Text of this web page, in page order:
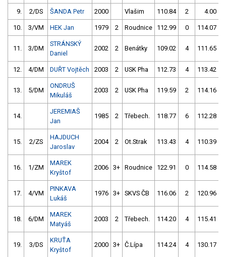
9. 2/DS ŠANDA Petr 2000 Vlašim 110.84 2 4.00
10. 3/VM HEK Jan 1979 2 Roudnice 112.99 0 114.07
11. 3/DM
STRÁNSKÝ
Daniel
2002 2 Benátky 109.02 4 111.65
12. 4/DM DUŘT Vojtěch 2003 2 USK Pha 112.73 4 113.42
13. 5/DM
ONDRUŠ
Mikuláš
2003 2 USK Pha 119.59 2 114.16
14.
JEREMIAŠ
Jan
1985 2 Třebech. 118.77 6 112.28
15. 2/ZS
HAJDUCH
Jaroslav
2004 2 Ot.Strak 113.43 4 110.39
16. 1/ZM
MAREK
Kryštof
2006 3+ Roudnice 122.91 0 114.58
17. 4/VM
PINKAVA
Lukáš
1976 3+ SKVS ČB 116.06 2 120.96
18. 6/DM
MAREK
Matyáš
2003 2 Třebech. 114.20 4 115.41
19. 3/DS
KRUŤA
Kryštof
2000 3+ Č.Lípa 114.24 4 130.17